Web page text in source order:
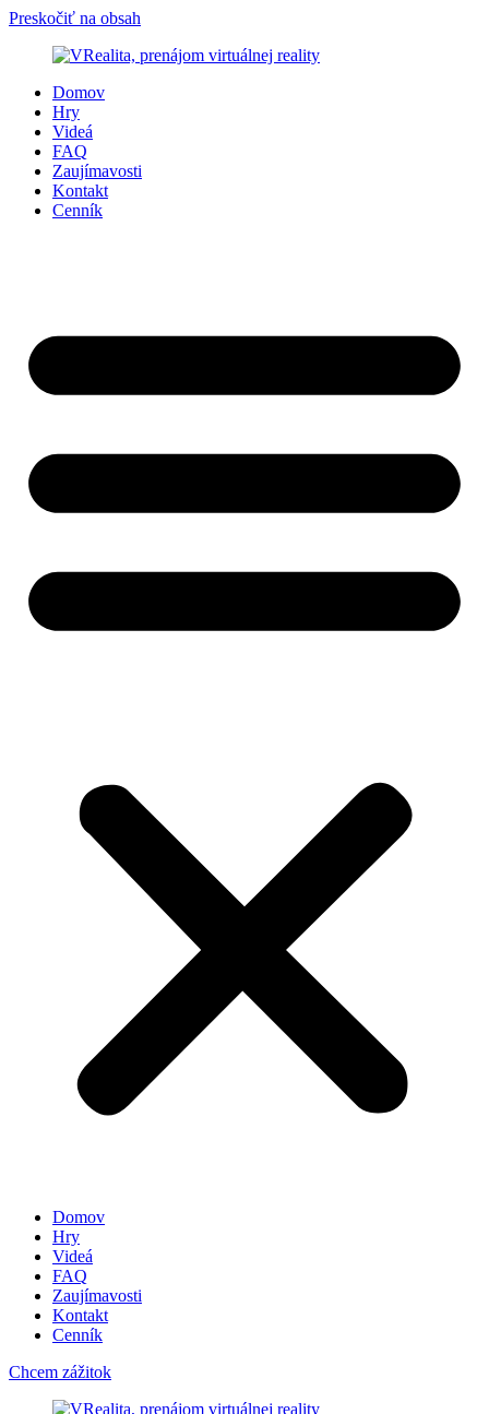
Preskočiť na obsah
Domov
Hry
Videá
FAQ
Zaujímavosti
Kontakt
Cenník
Domov
Hry
Videá
FAQ
Zaujímavosti
Kontakt
Cenník
Chcem zážitok